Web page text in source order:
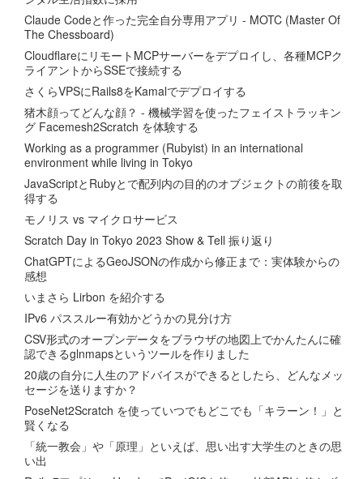
Claude Codeと作った完全自分専用アプリ - MOTC (Master Of
The Chessboard)
CloudflareにリモートMCPサーバーをデプロイし、各種MCPク
ライアントからSSEで接続する
さくらVPSにRails8をKamalでデプロイする
猪木顔ってどんな顔？ - 機械学習を使ったフェイストラッキン
グ Facemesh2Scratch を体験する
Working as a programmer (Rubyist) in an international
environment while living in Tokyo
JavaScriptとRubyとで配列内の目的のオブジェクトの前後を取
得する
モノリス vs マイクロサービス
Scratch Day in Tokyo 2023 Show & Tell 振り返り
ChatGPTによるGeoJSONの作成から修正まで：実体験からの
感想
いまさら Lirbon を紹介する
IPv6 パススルー有効かどうかの見分け方
CSV形式のオープンデータをブラウザの地図上でかんたんに確
認できるglnmapsというツールを作りました
20歳の自分に人生のアドバイスができるとしたら、どんなメッ
セージを送りますか？
PoseNet2Scratch を使っていつでもどこでも「キラーン！」と
賢くなる
「統一教会」や「原理」といえば、思い出す大学生のときの思
い出